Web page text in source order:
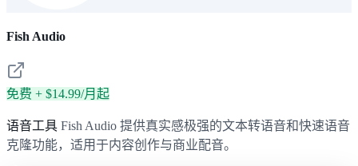
Fish Audio
免费 + $14.99/月起
语音工具 Fish Audio 提供真实感极强的文本转语音和快速语音
克隆功能，适用于内容创作与商业配音。